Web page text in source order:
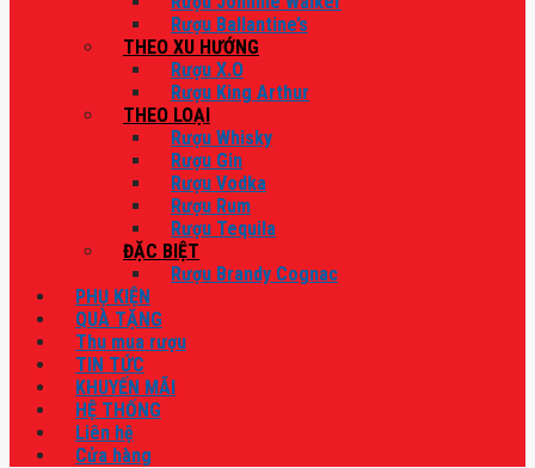
Rượu Ballantine’s
THEO XU HƯỚNG
Rượu X.O
Rượu King Arthur
THEO LOẠI
Rượu Whisky
Rượu Gin
Rượu Vodka
Rượu Rum
Rượu Tequila
ĐẶC BIỆT
Rượu Brandy Cognac
PHỤ KIỆN
QUÀ TẶNG
Thu mua rượu
TIN TỨC
KHUYẾN MÃI
HỆ THỐNG
Liên hệ
Cửa hàng